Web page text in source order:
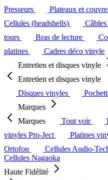
Presseurs
Plateaux et
Cellules (headshells)
tours
Bras de lecture
platines
Cadres déco vinyle
Entretien et disques vinyle
Entretien et disques vinyle
Disques vinyles
Marques
Marques
Tout voir
vinyles Pro-Ject
Platines
Ortofon
Cellules Audio-
Cellules Nagaoka
Haute Fidélité